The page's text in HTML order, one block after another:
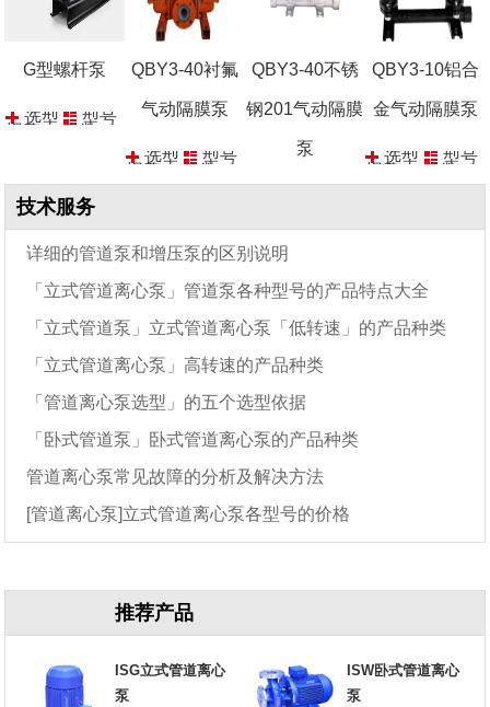
G型螺杆泵
选型
报价
型号
参数
QBY3-40衬氟
气动隔膜泵
选型
报价
型号
参数
QBY3-40不锈
钢201气动隔膜
泵
QBY3-10铝合
金气动隔膜泵
选型
报价
型号
参数
技术服务
详细的管道泵和增压泵的区别说明
「立式管道离心泵」管道泵各种型号的产品特点大全
「立式管道泵」立式管道离心泵「低转速」的产品种类
「立式管道离心泵」高转速的产品种类
「管道离心泵选型」的五个选型依据
「卧式管道泵」卧式管道离心泵的产品种类
管道离心泵常见故障的分析及解决方法
[管道离心泵]立式管道离心泵各型号的价格
推荐产品
ISG立式管道离心
泵
ISW卧式管道离心
泵